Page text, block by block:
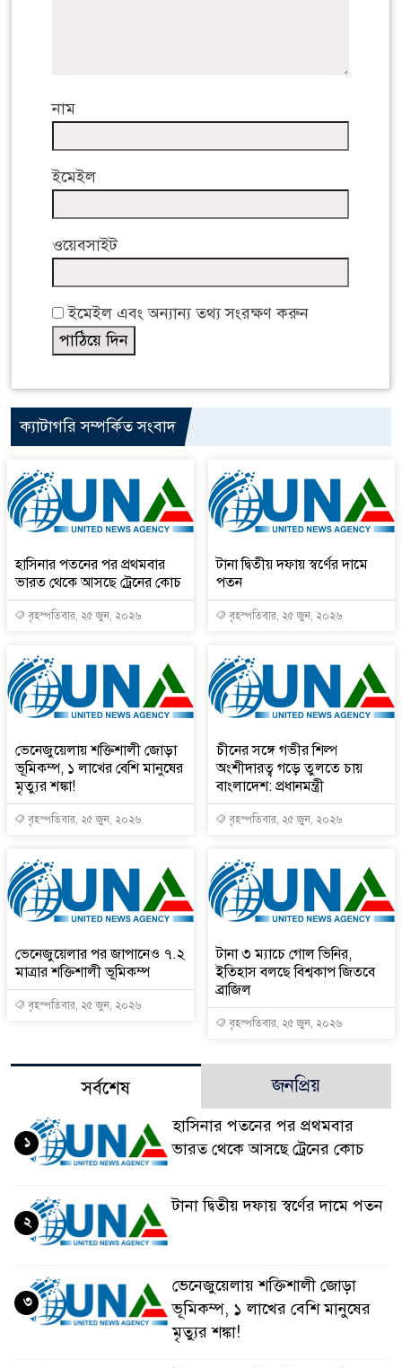
নাম
ইমেইল
ওয়েবসাইট
ইমেইল এবং অন্যান্য তথ্য সংরক্ষণ করুন
ক্যাটাগরি সম্পর্কিত সংবাদ
হাসিনার পতনের পর প্রথমবার
ভারত থেকে আসছে ট্রেনের কোচ
বৃহস্পতিবার, ২৫ জুন, ২০২৬
টানা দ্বিতীয় দফায় স্বর্ণের দামে
পতন
বৃহস্পতিবার, ২৫ জুন, ২০২৬
ভেনেজুয়েলায় শক্তিশালী জোড়া
ভূমিকম্প, ১ লাখের বেশি মানুষের
মৃত্যুর শঙ্কা!
বৃহস্পতিবার, ২৫ জুন, ২০২৬
চীনের সঙ্গে গভীর শিল্প
অংশীদারত্ব গড়ে তুলতে চায়
বাংলাদেশ: প্রধানমন্ত্রী
বৃহস্পতিবার, ২৫ জুন, ২০২৬
ভেনেজুয়েলার পর জাপানেও ৭.২
মাত্রার শক্তিশালী ভূমিকম্প
বৃহস্পতিবার, ২৫ জুন, ২০২৬
টানা ৩ ম্যাচে গোল ভিনির,
ইতিহাস বলছে বিশ্বকাপ জিতবে
ব্রাজিল
বৃহস্পতিবার, ২৫ জুন, ২০২৬
সর্বশেষ জনপ্রিয়
হাসিনার পতনের পর প্রথমবার
ভারত থেকে আসছে ট্রেনের কোচ
১
টানা দ্বিতীয় দফায় স্বর্ণের দামে পতন
২
ভেনেজুয়েলায় শক্তিশালী জোড়া
ভূমিকম্প, ১ লাখের বেশি মানুষের
মৃত্যুর শঙ্কা!
৩